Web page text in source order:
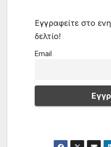
Εγγραφείτε στο
δελτίο!
Email